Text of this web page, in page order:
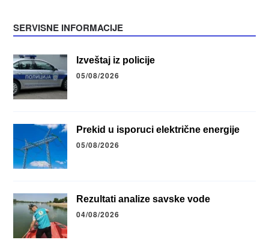
SERVISNE INFORMACIJE
Izveštaj iz policije
05/08/2026
Prekid u isporuci električne energije
05/08/2026
Rezultati analize savske vode
04/08/2026